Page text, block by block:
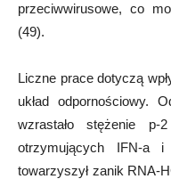
przeciwwirusowe, co
(49).
Liczne prace dotyczą
układ odpornościowy.
wzrastało stężenie
otrzymujących IFN-a
towarzyszył zanik RNA-